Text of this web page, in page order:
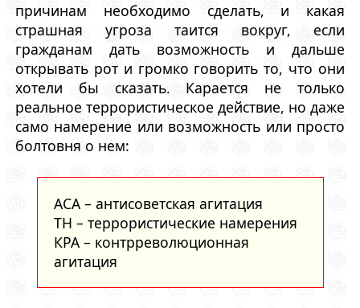
причинам необходимо сделать, и какая
страшная угроза таится вокруг, если
гражданам дать возможность и дальше
открывать рот и громко говорить то, что они
хотели бы сказать. Карается не только
реальное террористическое действие, но даже
само намерение или возможность или просто
болтовня о нем:
АСА – антисоветская агитация
ТН – террористические намерения
КРА – контрреволюционная
агитация